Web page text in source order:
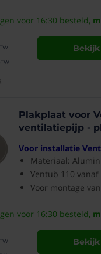
voor 16:30 besteld,
Plakplaat voor
ventilatiepijp -
Voor installatie
Materiaal:
Ventub 110
Voor montage
voor 16:30 besteld,